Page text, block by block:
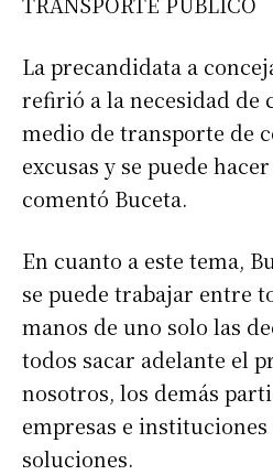
La precandidata a
refirió a la necesidad de
medio de transporte de
excusas y se puede
comentó Buceta.
En cuanto a este tema,
se puede trabajar entre
manos de uno solo las
todos sacar adelante el
nosotros, los demás
empresas e
soluciones.